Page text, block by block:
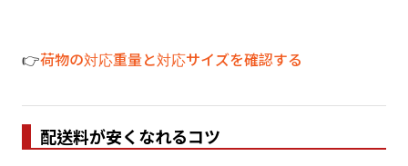
👉荷物の対応重量と対応サイズを確認する
配送料が安くなれるコツ